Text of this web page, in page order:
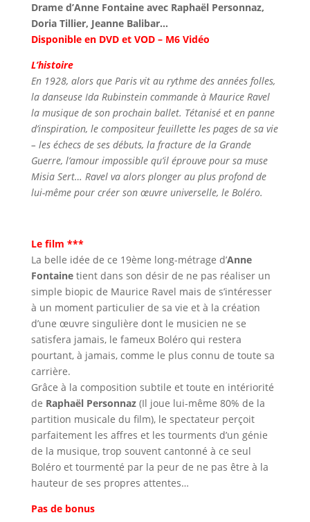
Drame d’Anne Fontaine avec Raphaël Personnaz,
Doria Tillier, Jeanne Balibar…
Disponible en DVD et VOD – M6 Vidéo
L’histoire
En 1928, alors que Paris vit au rythme des années folles,
la danseuse Ida Rubinstein commande à Maurice Ravel
la musique de son prochain ballet. Tétanisé et en panne
d’inspiration, le compositeur feuillette les pages de sa vie
– les échecs de ses débuts, la fracture de la Grande
Guerre, l’amour impossible qu’il éprouve pour sa muse
Misia Sert… Ravel va alors plonger au plus profond de
lui-même pour créer son œuvre universelle, le Boléro.
Le film ***
La belle idée de ce 19ème long-métrage d’Anne
Fontaine tient dans son désir de ne pas réaliser un
simple biopic de Maurice Ravel mais de s’intéresser
à un moment particulier de sa vie et à la création
d’une œuvre singulière dont le musicien ne se
satisfera jamais, le fameux Boléro qui restera
pourtant, à jamais, comme le plus connu de toute sa
carrière.
Grâce à la composition subtile et toute en intériorité
de Raphaël Personnaz(Il joue lui-même 80% de la
partition musicale du film), le spectateur perçoit
parfaitement les affres et les tourments d’un génie
de la musique, trop souvent cantonné à ce seul
Boléro et tourmenté par la peur de ne pas être à la
hauteur de ses propres attentes…
Pas de bonus